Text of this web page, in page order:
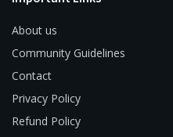
About us
Community Guidelines
Contact
Privacy Policy
Refund Policy